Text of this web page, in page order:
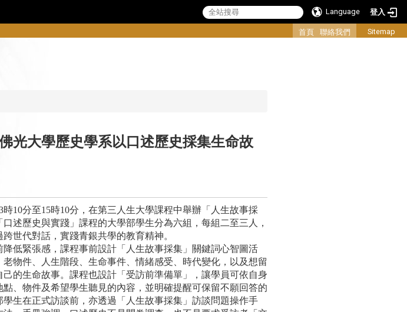
Language
登入
首頁 聯絡我們 Sitemap
光大學歷史學系以口述歷史採集生命故
分至15時10分，在第三人生大學課程中舉辦「人生故事採
述歷史與實踐」課程的大學部學生分為六組，每組二至三人，
世代對話，實踐青銀共學的教育精神。
緊張感，課程事前設計「人生故事採集」關鍵詞心智圖活
物件、人生階段、生命事件、情緒感受、時代變化，以及想留
的生命故事。課程也設計「受訪前準備單」，讓學員可依自身
、物件及希望學生聽見的內容，並明確提醒可保留不願回答的
生在正式訪談前，亦透過「人生故事採集」訪談問題操作手